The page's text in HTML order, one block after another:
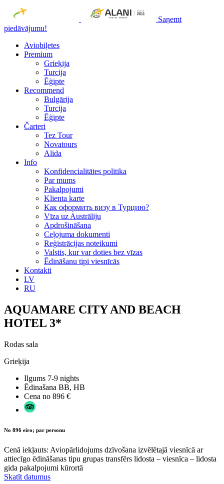
Saņemt
piedāvājumu!
Aviobiļetes
Premium
Grieķija
Turcija
Ēģipte
Recommend
Bulgārija
Turcija
Ēģipte
Čarteri
Tez Tour
Novatours
Alida
Info
Konfidencialitātes politika
Par mums
Рakalpojumi
Klienta karte
Как оформить визу в Турцию?
Vīza uz Austrāliju
Apdrošināšana
Ceļojuma dokumenti
Reģistrācijas noteikumi
Valstis, kur var doties bez vīzas
Ēdināšanu tipi viesnīcās
Kontakti
LV
RU
AQUAMARE CITY AND BEACH
HOTEL 3*
Rodas sala
Grieķija
Ilgums 7-9 nights
Ēdinašana BB, HB
Cena no 896 €
No 896 eiro; par personu
Cenā iekļauts: Aviopārlidojums dzīvošana izvēlētajā viesnīcā ar
attiecīgo ēdināšanas tipu grupas transfērs lidosta – viesnīca – lidosta
gida pakalpojumi kūrortā
Skatīt datumus